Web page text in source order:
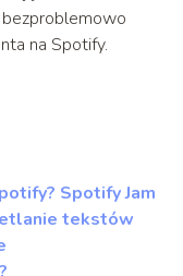
na Spotify.
Spotify Jam
tekstów